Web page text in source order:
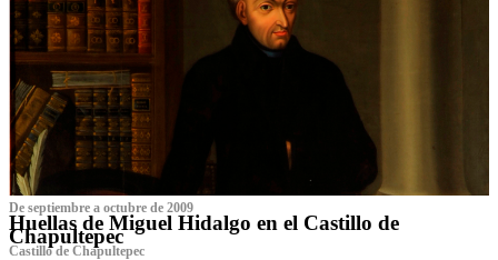
De septiembre a octubre de 2009
Huellas de Miguel Hidalgo en el Castillo de
Chapultepec
Castillo de Chapultepec